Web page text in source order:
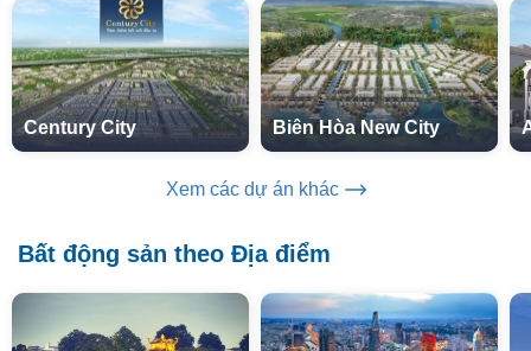
Century City Biên Hòa New City
Xem các dự án khác
Bất động sản theo Địa điểm